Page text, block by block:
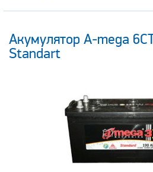
Акумулятор A-mega
Standart